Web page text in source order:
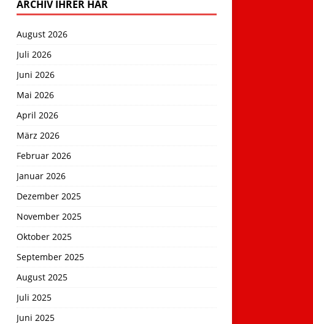
ARCHIV IHRER HAR
August 2026
Juli 2026
Juni 2026
Mai 2026
April 2026
März 2026
Februar 2026
Januar 2026
Dezember 2025
November 2025
Oktober 2025
September 2025
August 2025
Juli 2025
Juni 2025